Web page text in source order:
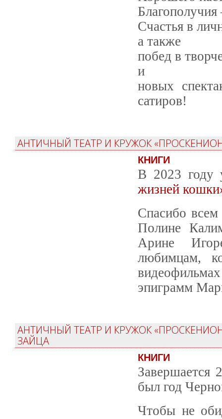
Счастья в
а также
побед в
и
новых
сатиров!
АНТИЧНЫЙ ТЕАТР И КРУЖОК
КНИГИ
В 2023 году
жизней
Спасибо
Полине
Арине
любимцам,
эпиграмм
АНТИЧНЫЙ ТЕАТР И КРУЖОК
ЗАЙЦА
КНИГИ
Завершается
был год
Чтобы не